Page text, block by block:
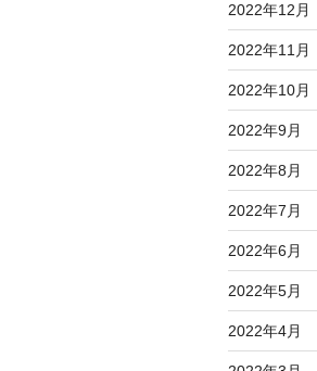
2022年12月
2022年11月
2022年10月
2022年9月
2022年8月
2022年7月
2022年6月
2022年5月
2022年4月